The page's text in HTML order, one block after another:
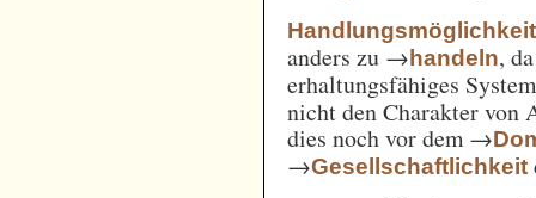
Handlungsmöglichkeit
anders zu →handeln,
erhaltungsfähiges
nicht den Charakter von
dies noch vor dem →
→Gesellschaftlichkeit